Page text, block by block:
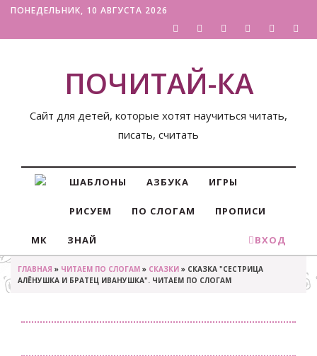
ПОНЕДЕЛЬНИК, 10 АВГУСТА 2026
ПОЧИТАЙ-КА
Сайт для детей, которые хотят научиться читать,
писать, считать
ШАБЛОНЫ АЗБУКА ИГРЫ
РИСУЕМ ПО СЛОГАМ ПРОПИСИ
МК ЗНАЙ ВХОД
ГЛАВНАЯ » ЧИТАЕМ ПО СЛОГАМ » СКАЗКИ » СКАЗКА "СЕСТРИЦА
АЛЁНУШКА И БРАТЕЦ ИВАНУШКА". ЧИТАЕМ ПО СЛОГАМ